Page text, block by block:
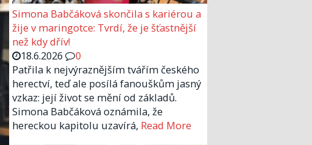
Simona Babčáková skončila s kariérou a
žije v maringotce: Tvrdí, že je šťastnější
než kdy dřív!
18.6.2026
0
Patřila k nejvýraznějším tvářím českého
herectví, teď ale posílá fanouškům jasný
vzkaz: její život se mění od základů.
Simona Babčáková oznámila, že
hereckou kapitolu uzavírá, Read More